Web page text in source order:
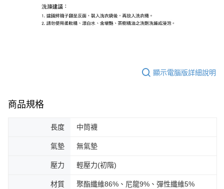
顯示電腦版詳細說明
商品規格
長度 中筒襪
氣墊 無氣墊
壓力 輕壓力(初階)
材質 聚酯纖維86%、尼龍9%、彈性纖維5%